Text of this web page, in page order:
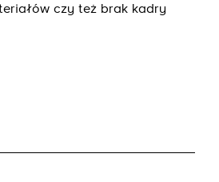
czy też brak kadry